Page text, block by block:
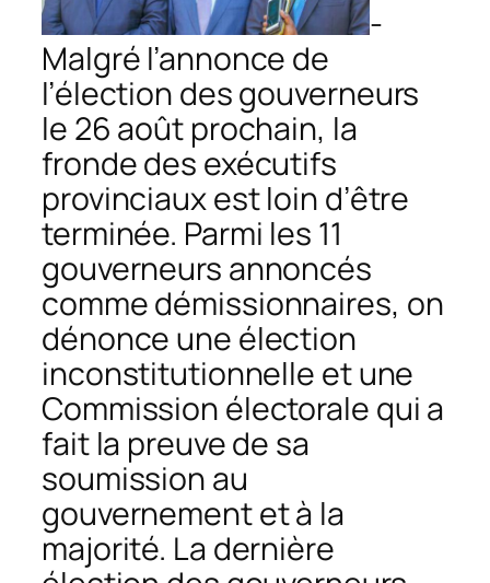
-
Malgré l’annonce de
l’élection des gouverneurs
le 26 août prochain, la
fronde des exécutifs
provinciaux est loin d’être
terminée. Parmi les 11
gouverneurs annoncés
comme démissionnaires, on
dénonce une élection
inconstitutionnelle et une
Commission électorale qui a
fait la preuve de sa
soumission au
gouvernement et à la
majorité. La dernière